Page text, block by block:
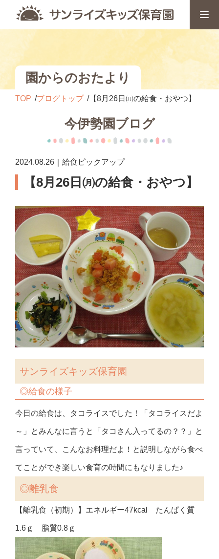
園からのおたより
TOP ブログトップ 【8月26日㈪の給食・おやつ】
今伊勢園ブログ
2024.08.26｜給食ピックアップ
【8月26日㈪の給食・おやつ】
サンライズキッズ保育園
◎給食の様子
今日の給食は、タコライスでした！「タコライスだよ
～」とみんなに言うと「タコさん入ってるの？？」と
言っていて、こんなお料理だよ！と説明しながら食べ
てことができ楽しい食育の時間にもなりました♪
◎離乳食
【離乳食（初期）】エネルギー47kcal たんぱく質
1.6ｇ 脂質0.8ｇ